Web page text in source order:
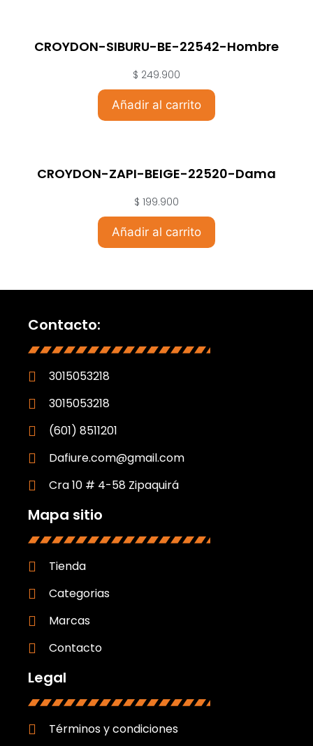
CROYDON-SIBURU-BE-22542-Hombre
$ 249.900
Añadir al carrito
CROYDON-ZAPI-BEIGE-22520-Dama
$ 199.900
Añadir al carrito
Contacto:
3015053218
3015053218
(601) 8511201
Dafiure.com@gmail.com
Cra 10 # 4-58 Zipaquirá
Mapa sitio
Tienda
Categorias
Marcas
Contacto
Legal
Términos y condiciones